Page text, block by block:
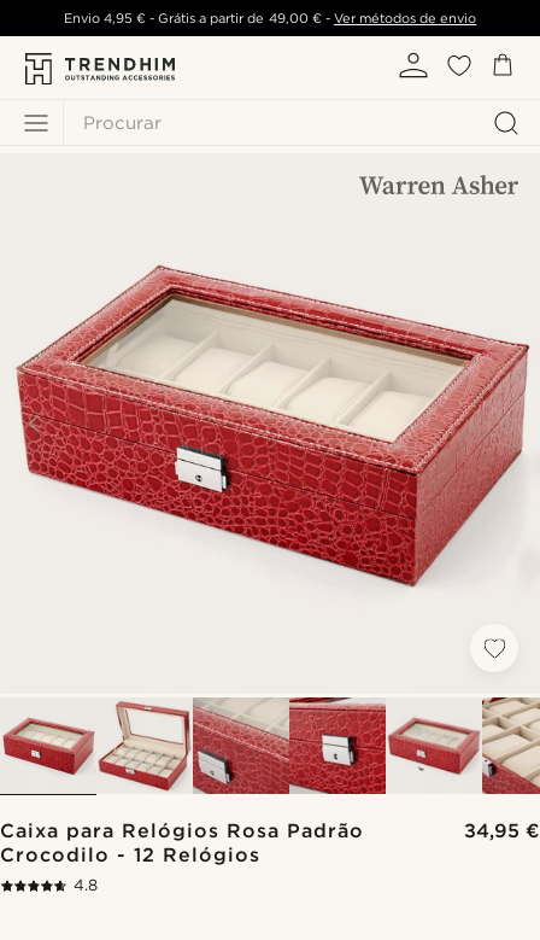
Procurar
Envio 4,95 €- Grátis a partir de 49,00 €- Ver métodos de envio
Caixa para Relógios Rosa Padrão
Crocodilo - 12 Relógios
34,95 €
4.8